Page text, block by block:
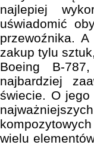
najlepiej
uświadomić
przewoźnika.
zakup tylu
Boeing B-
najbardziej
świecie. O
wielu